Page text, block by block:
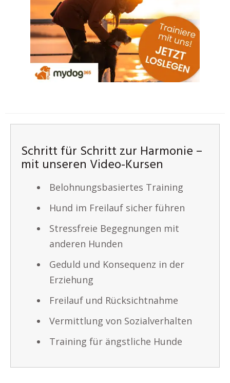
Schritt für Schritt zur Harmonie –
mit unseren Video-Kursen
Belohnungsbasiertes Training
Hund im Freilauf sicher führen
Stressfreie Begegnungen mit
anderen Hunden
Geduld und Konsequenz in der
Erziehung
Freilauf und Rücksichtnahme
Vermittlung von Sozialverhalten
Training für ängstliche Hunde